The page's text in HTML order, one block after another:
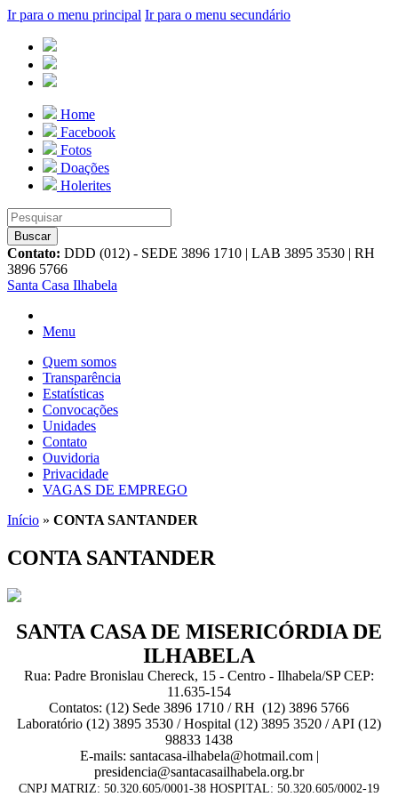
Ir para o menu principal Ir para o menu secundário
Home
Facebook
Fotos
Doações
Holerites
Contato: DDD (012) - SEDE 3896 1710 | LAB 3895 3530 | RH
3896 5766
Santa Casa Ilhabela
Menu
Quem somos
Transparência
Estatísticas
Convocações
Unidades
Contato
Ouvidoria
Privacidade
VAGAS DE EMPREGO
Início » CONTA SANTANDER
CONTA SANTANDER
SANTA CASA DE MISERICÓRDIA DE
ILHABELA
Rua: Padre Bronislau Chereck, 15 - Centro - Ilhabela/SP CEP:
11.635-154
Contatos: (12) Sede 3896 1710 / RH (12) 3896 5766
Laboratório (12) 3895 3530 / Hospital (12) 3895 3520 / API (12)
98833 1438
E-mails: santacasa-ilhabela@hotmail.com |
presidencia@santacasailhabela.org.br
CNPJ MATRIZ: 50.320.605/0001-38 HOSPITAL: 50.320.605/0002-19